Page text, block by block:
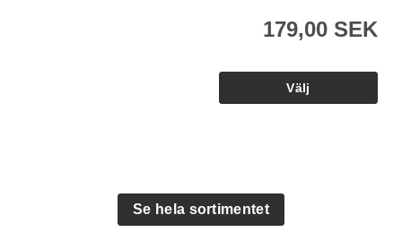
179,00 SEK
Se hela sortimentet